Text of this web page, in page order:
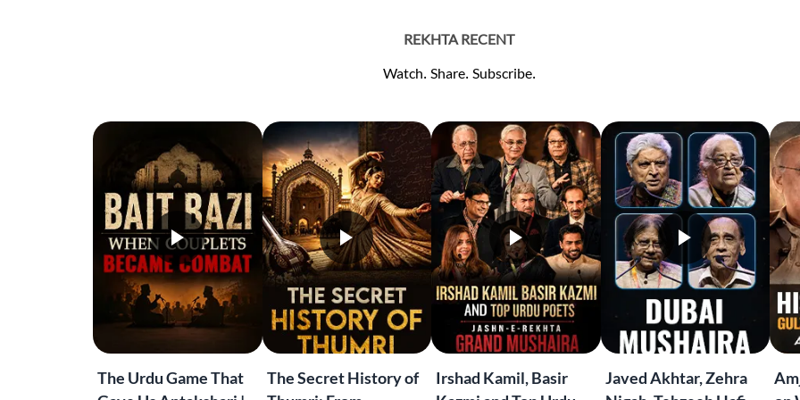
REKHTA RECENT
Watch. Share. Subscribe.
The Urdu Game That
The Secret History of
Irshad Kamil, Basir
Javed Akhtar, Zehra